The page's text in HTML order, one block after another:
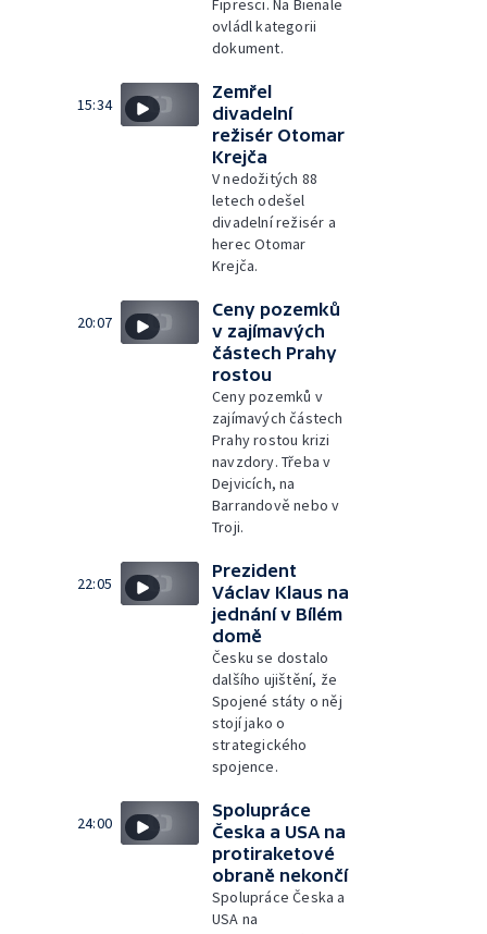
ovládl kategorii
dokument.
15:34
Zemřel
divadelní
režisér Otomar
Krejča
V nedožitých 88
letech odešel
divadelní režisér a
herec Otomar
Krejča.
20:07
Ceny pozemků
v zajímavých
částech Prahy
rostou
Ceny pozemků v
zajímavých částech
Prahy rostou krizi
navzdory. Třeba v
Dejvicích, na
Barrandově nebo v
Troji.
22:05
Prezident
Václav Klaus na
jednání v Bílém
domě
Česku se dostalo
dalšího ujištění, že
Spojené státy o něj
stojí jako o
strategického
spojence.
24:00
Spolupráce
Česka a USA na
protiraketové
obraně nekončí
Spolupráce Česka a
USA na